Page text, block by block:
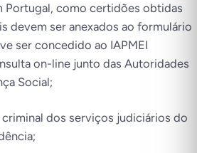
Portugal, como certidões obtidas
devem ser anexados ao formulário
ser concedido ao IAPMEI
on-line junto das Autoridades
Social;
dos serviços judiciários do